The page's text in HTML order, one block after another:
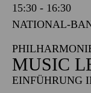
15:30 - 16:30
NATIONAL-
MUSIC
EINFÜHRUNG